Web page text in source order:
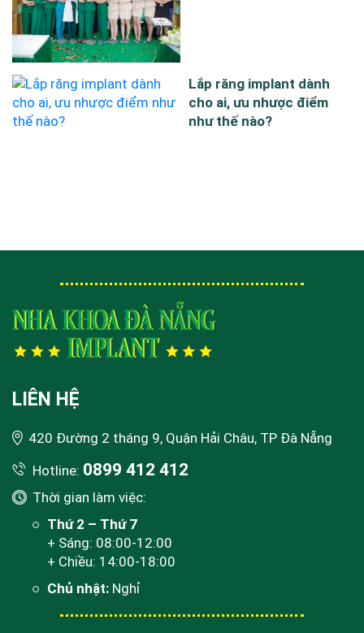
Lắp răng implant dành
cho ai, ưu nhược điểm
như thế nào?
LIÊN HỆ
420 Đường 2 tháng 9, Quận Hải Châu, TP Đà Nẵng
Hotline: 0899 412 412
Thời gian làm việc:
Thứ 2 – Thứ 7
+ Sáng: 08:00-12:00
+ Chiều: 14:00-18:00
Chủ nhật: Nghỉ